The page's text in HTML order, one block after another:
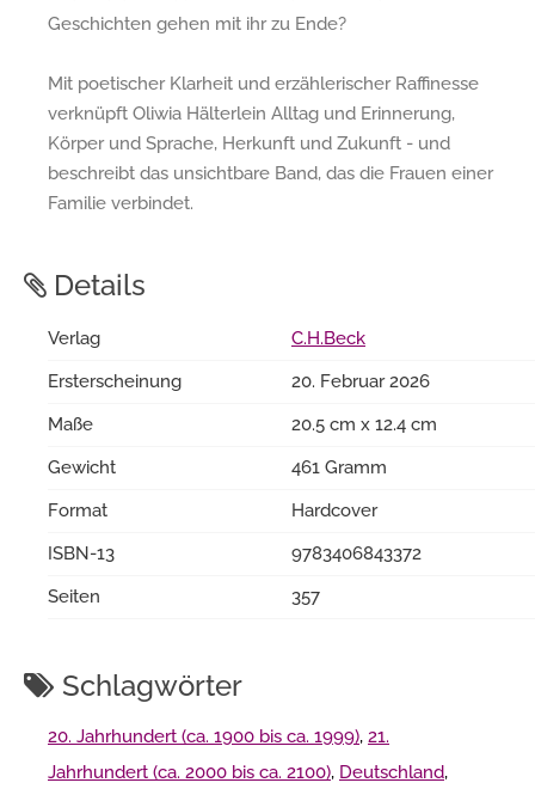
Geschichten gehen mit ihr zu Ende?
Mit poetischer Klarheit und erzählerischer Raffinesse
verknüpft Oliwia Hälterlein Alltag und Erinnerung,
Körper und Sprache, Herkunft und Zukunft - und
beschreibt das unsichtbare Band, das die Frauen einer
Familie verbindet.
Details
Verlag
C.H.Beck
Ersterscheinung
20. Februar 2026
Maße
20.5 cm x 12.4 cm
Gewicht
461 Gramm
Format
Hardcover
ISBN-13
9783406843372
Seiten
357
Schlagwörter
20. Jahrhundert (ca. 1900 bis ca. 1999), 21.
Jahrhundert (ca. 2000 bis ca. 2100), Deutschland,